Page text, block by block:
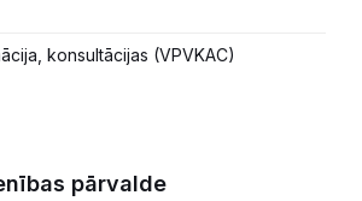
konsultācijas (VPVKAC)
pārvalde